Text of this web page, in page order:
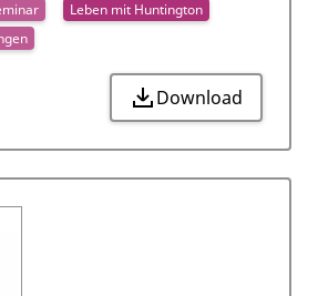
Download
Leben mit Huntington